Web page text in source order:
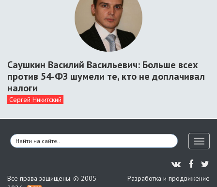
Саушкин Василий Васильевич: Больше всех
против 54-ФЗ шумели те, кто не доплачивал
налоги
Сергей Никитский
Все права защищены. © 2005-
Разработка и продвижение